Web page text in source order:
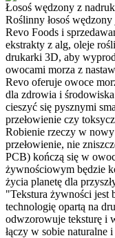
Łosoś wędzony z
Roślinny łosoś
Revo Foods i
ekstrakty z alg, oleje
drukarki 3D, aby
owocami morza z
Revo oferuje owoce
dla zdrowia i
cieszyć się pysznymi
przełowienie czy
Robienie rzeczy w
przełowienie, nie
PCB) kończą się w
żywnościowym będzie
życia planetę dla
"Tekstura żywności jest
technologię opartą na
odwzorowuje teksturę i
łączy w sobie naturalne